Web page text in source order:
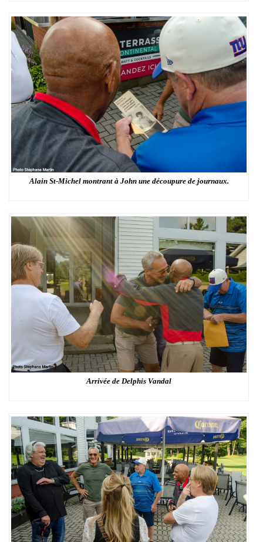
Alain St-Michel montrant à John une découpure de journaux.
Arrivée de Delphis Vandal